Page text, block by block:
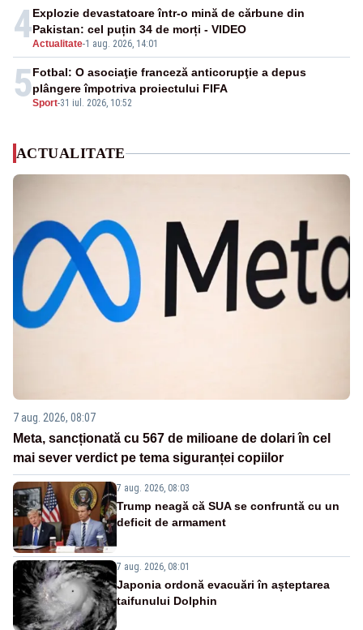
4Actualitate-1 aug. 2026, 14:01
Explozie devastatoare într-o mină de cărbune din
Pakistan: cel puțin 34 de morți - VIDEO
5Sport-31 iul. 2026, 10:52
Fotbal: O asociaţie franceză anticorupţie a depus
plângere împotriva proiectului FIFA
ACTUALITATE
7 aug. 2026, 08:07
Meta, sancționată cu 567 de milioane de dolari în cel
mai sever verdict pe tema siguranței copiilor
7 aug. 2026, 08:03
Trump neagă că SUA se confruntă cu un
deficit de armament
7 aug. 2026, 08:01
Japonia ordonă evacuări în așteptarea
taifunului Dolphin